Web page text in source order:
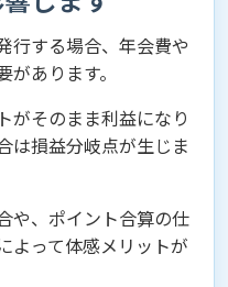
行する場合、年会費や
あります。
がそのまま利益になり
は損益分岐点が生じま
や、ポイント合算の仕
よって体感メリットが